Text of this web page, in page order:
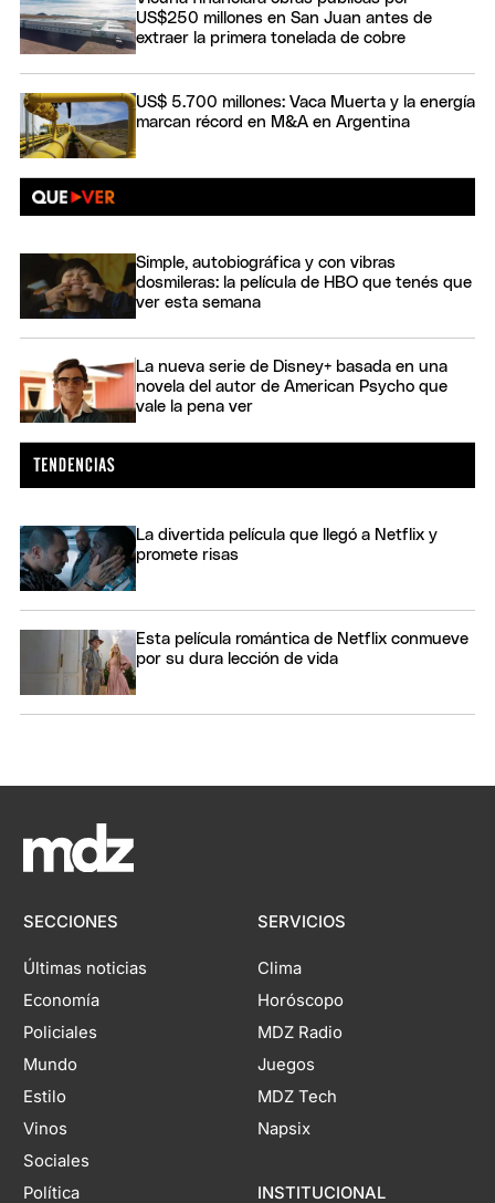
US$250 millones en San Juan antes de
extraer la primera tonelada de cobre
US$ 5.700 millones: Vaca Muerta y la energía
marcan récord en M&A en Argentina
Simple, autobiográfica y con vibras
dosmileras: la película de HBO que tenés que
ver esta semana
La nueva serie de Disney+ basada en una
novela del autor de American Psycho que
vale la pena ver
La divertida película que llegó a Netflix y
promete risas
Esta película romántica de Netflix conmueve
por su dura lección de vida
SECCIONES
Últimas noticias
Economía
Policiales
Mundo
Estilo
Vinos
Sociales
Política
SERVICIOS
Clima
Horóscopo
MDZ Radio
Juegos
MDZ Tech
Napsix
INSTITUCIONAL